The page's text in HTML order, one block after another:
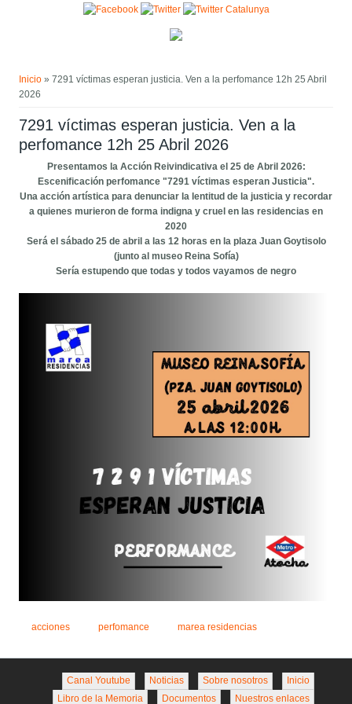
Pasar al contenido principal
Inicio » 7291 víctimas esperan justicia. Ven a la perfomance 12h 25 Abril
2026
7291 víctimas esperan justicia. Ven a la
perfomance 12h 25 Abril 2026
Presentamos la Acción Reivindicativa el 25 de Abril 2026:
Escenificación perfomance "7291 víctimas esperan Justicia".
Una acción artística para denunciar la lentitud de la justicia y recordar
a quienes murieron de forma indigna y cruel en las residencias en
2020
Será el sábado 25 de abril a las 12 horas en la plaza Juan Goytisolo
(junto al museo Reina Sofía)
Sería estupendo que todas y todos vayamos de negro
acciones perfomance marea residencias
Inicio
Sobre nosotros
Noticias
Canal Youtube
Nuestros enlaces
Documentos
Libro de la Memoria